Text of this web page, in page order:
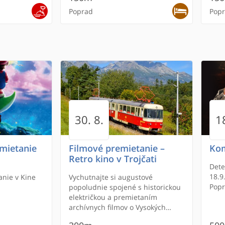
Poprad
je
jednou
Letecký simulátor B737
Masážny salón Pohodička
600m
Pizzeria Borsalino
Mnoheľova
Poprad
Letecký simulátor B737
Vila Casablanca
150m
Poprad
v Kine
Filmové premietanie –
Retro kino v Trojčati
30. 8.
Vychutnajte si augustové
popoludnie spojené s historickou
električkou a premietaním
archívnych filmov o Vysokých